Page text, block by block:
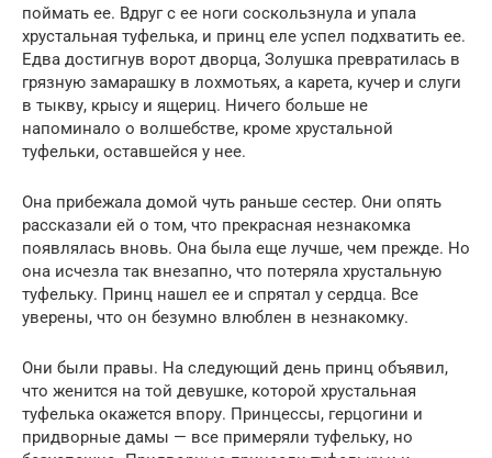
поймать ее. Вдруг с ее ноги соскользнула и упала
хрустальная туфелька, и принц еле успел подхватить ее.
Едва достигнув ворот дворца, Золушка превратилась в
грязную замарашку в лохмотьях, а карета, кучер и слуги
в тыкву, крысу и ящериц. Ничего больше не
напоминало о волшебстве, кроме хрустальной
туфельки, оставшейся у нее.
Она прибежала домой чуть раньше сестер. Они опять
рассказали ей о том, что прекрасная незнакомка
появлялась вновь. Она была еще лучше, чем прежде. Но
она исчезла так внезапно, что потеряла хрустальную
туфельку. Принц нашел ее и спрятал у сердца. Все
уверены, что он безумно влюблен в незнакомку.
Они были правы. На следующий день принц объявил,
что женится на той девушке, которой хрустальная
туфелька окажется впору. Принцессы, герцогини и
придворные дамы — все примеряли туфельку, но